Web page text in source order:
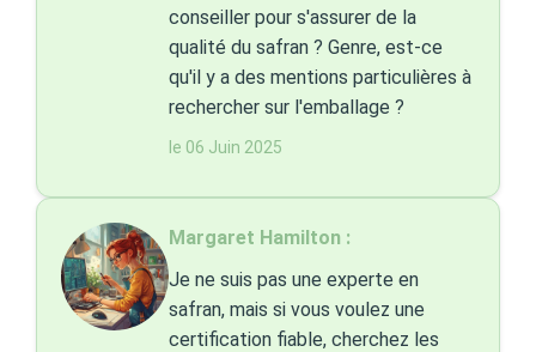
conseiller pour s'assurer de la
qualité du safran ? Genre, est-ce
qu'il y a des mentions particulières à
rechercher sur l'emballage ?
le 06 Juin 2025
Margaret Hamilton :
Je ne suis pas une experte en
safran, mais si vous voulez une
certification fiable, cherchez les